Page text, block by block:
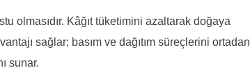
olmasıdır. Kâğıt tüketimini azaltarak doğaya
sağlar; basım ve dağıtım süreçlerini ortadan
sunar.